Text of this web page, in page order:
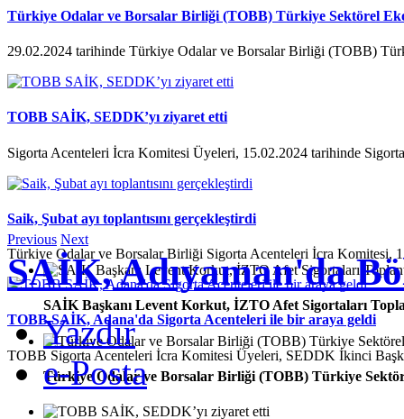
Türkiye Odalar ve Borsalar Birliği (TOBB) Türkiye Sektörel
29.02.2024 tarihinde Türkiye Odalar ve Borsalar Birliği (TOBB)
TOBB SAİK, SEDDK’yı ziyaret etti
Sigorta Acenteleri İcra Komitesi Üyeleri, 15.02.2024 tarihinde
Saik, Şubat ayı toplantısını gerçekleştirdi
Türkiye Odalar ve Borsalar Birliği Sigorta Acenteleri İcra Komitesi,
TOBB SAİK, Adana'da Sigorta Acenteleri ile bir araya geldi
TOBB Sigorta Acenteleri İcra Komitesi Üyeleri, SEDDK İkinci
Previous Next
SAİK Başkanı Levent Korkut, İZTO Afet Sigortaları
Türkiye Odalar ve Borsalar Birliği (TOBB) Türkiye
SAİK, Adıyaman'da
Yazdır
e-Posta